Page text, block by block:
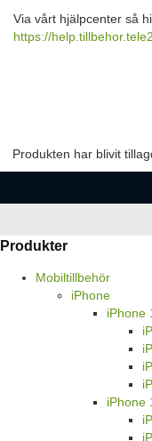
Via vårt hjälpcenter så
https://
Produkten har blivit
Produkter
Mobiltillbehör
iPhone
iPhone
iPhone